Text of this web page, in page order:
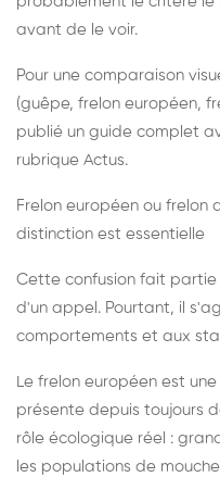
avant de le voir.
Pour une comparaison
(guêpe, frelon européen,
publié un guide complet
rubrique Actus.
Frelon européen ou
distinction est essentielle
Cette confusion fait partie
d'un appel. Pourtant, il
comportements et aux
Le frelon européen est
présente depuis toujours
rôle écologique réel :
les populations de